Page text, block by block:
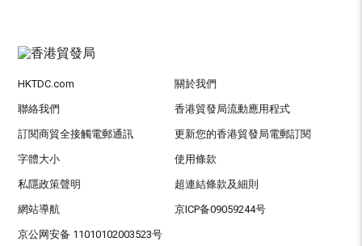
HKTDC.com 關於我們
聯絡我們 香港貿發局流動應用程式
訂閱商貿全接觸電郵通訊 更新您的香港貿發局電郵訂閱
字體大小 使用條款
私隱政策聲明 超連結條款及細則
網站導航 京ICP备09059244号
京公网安备 11010102003523号